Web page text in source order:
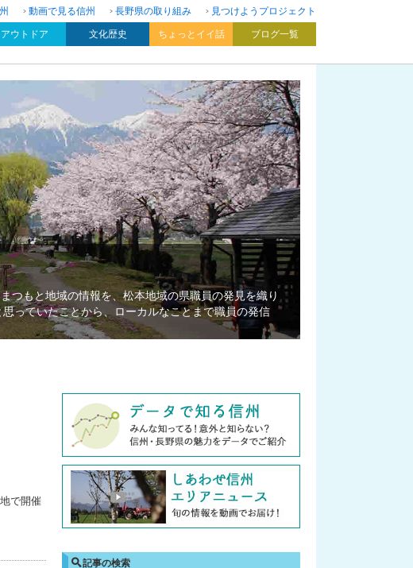
動画で見る信州 長野県の取り組み
見つけようプロジェクト
アウトドア 文化歴史 ちょっとイイ話 ブログ一覧
つもと地域の情報を、松本地域の県職員の発見を織り
っていたことから、ローカルなことまで職員の発信
で開催
記事の検索